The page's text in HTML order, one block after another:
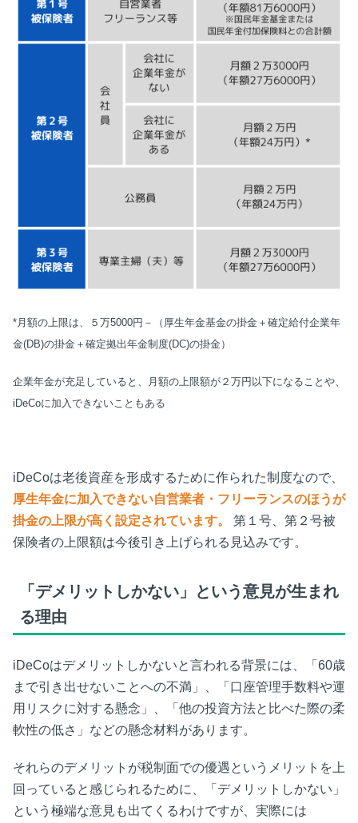
*月額の上限は、５万5000円－（厚生年金基金の掛金＋確定給付企業年
金(DB)の掛金＋確定拠出年金制度(DC)の掛金）
企業年金が充足していると、月額の上限額が２万円以下になることや、
iDeCoに加入できないこともある
iDeCoは老後資産を形成するために作られた制度なので、
厚生年金に加入できない自営業者・フリーランスのほうが
掛金の上限が高く設定されています。 第１号、第２号被
保険者の上限額は今後引き上げられる見込みです。
「デメリットしかない」という意見が生まれ
る理由
iDeCoはデメリットしかないと言われる背景には、「60歳
まで引き出せないことへの不満」、「口座管理手数料や運
用リスクに対する懸念」、「他の投資方法と比べた際の柔
軟性の低さ」などの懸念材料があります。
それらのデメリットが税制面での優遇というメリットを上
回っていると感じられるために、「デメリットしかない」
という極端な意見も出てくるわけですが、実際には